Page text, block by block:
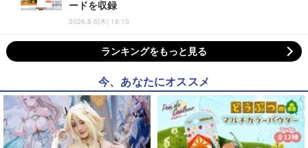
ードを収録
2026.8.6(木) 18:10
ランキングをもっと見る
今、あなたにオススメ